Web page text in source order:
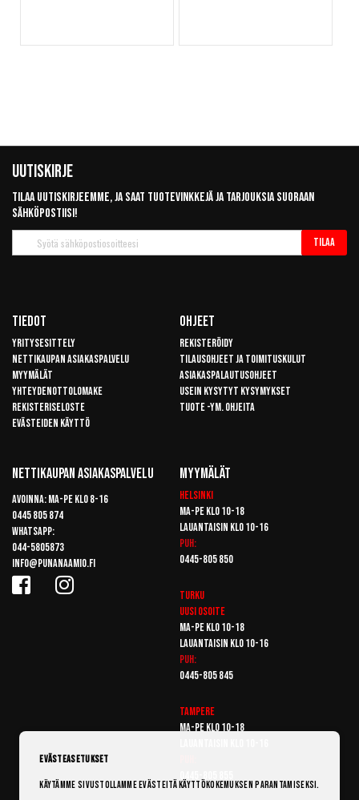
Uutiskirje
Tilaa uutiskirjeemme, ja saat tuotevinkkejä ja tarjouksia suoraan
sähköpostiisi!
uutiskirje
Tilaa
Tiedot
Yritysesittely
Nettikaupan asiakaspalvelu
Myymälät
Yhteydenottolomake
Rekisteriseloste
Evästeiden käyttö
Ohjeet
Rekisteröidy
Tilausohjeet ja toimituskulut
Asiakaspalautusohjeet
Usein kysytyt kysymykset
Tuote -ym. ohjeita
Nettikaupan Asiakaspalvelu
Avoinna: Ma-pe klo 8-16
0445 805 874
Whatsapp:
044-5805873
info@punanaamio.fi
Myymälät
Helsinki
Ma-pe klo 10-18
Lauantaisin klo 10-16
Puh:
0445-805 850
Turku
Uusi osoite
Ma-pe klo 10-18
Lauantaisin klo 10-16
Puh:
0445-805 845
Tampere
Ma-pe klo 10-18
Evästeasetukset
Käytämme sivustollamme evästeitä käyttökokemuksen parantamiseksi.